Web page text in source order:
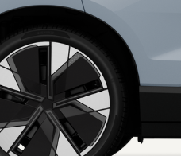
bensiini katumaasturi
tutustumaan!
Ultra Edition alk. 819 €/kk
katumaasturi XC60 on nyt
Huolettomalla yksityisleasingillä